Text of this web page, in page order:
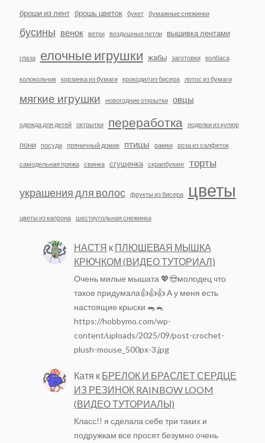
броши из лент брошь цветок букет бумажные снежинки
бусины венок ветки воздушные петли вышивка лентами
глаза елочные игрушки жабы заготовки колбаса
колокольчик корзинка из бумаги крокодил из бисера лотос из бумаги
мягкие игрушки новогодние открытки овцы
одежда для детей октрытки переработка поделки из купюр
пони посуда пряничный домик птицы рамки роза из салфеток
самодельная пряжа свинка сгущенка скрапбукинг торты
украшения для волос фрукты из бисера цветы
цветы из капрона шестиугольная снежинка
НАСТЯ к ПЛЮШЕВАЯ МЫШКА
КРЮЧКОМ (ВИДЕО ТУТОРИАЛ)
Очень милые мышата 💖😍молодец что
такое придумала👍👍👍 А у меня есть
настоящие крыски 🐀🐁
https://hobbymo.com/wp-
content/uploads/2025/09/post-crochet-
plush-mouse_500px-3.jpg
Катя к БРЕЛОК И БРАСЛЕТ СЕРДЦЕ
ИЗ РЕЗИНОК RAINBOW LOOM
(ВИДЕО ТУТОРИАЛЫ)
Класс!! я сделала себе три таких и
подружкам все просят безумно очень